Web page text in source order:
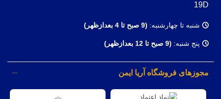
19D
شنبه تا چهارشنبه: (9 صبح تا 4 بعدازظهر)
پنج شنبه: (9 صبح تا 12 بعدازظهر)
مجوزهای فروشگاه آریا ایمن